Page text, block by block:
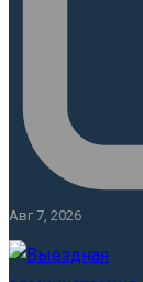
Авг 7, 2026